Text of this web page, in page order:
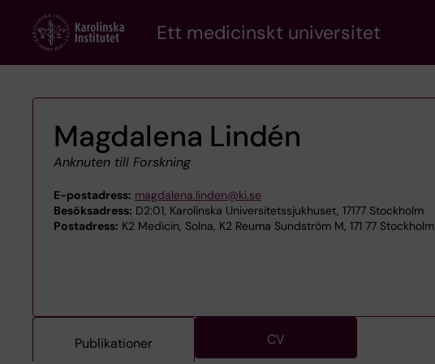
content
Ett medicinskt universitet
Magdalena Lindén
Anknuten till Forskning
E-postadress: magdalena.linden@ki.se
Besöksadress: D2:01, Karolinska Universitetssjukhuset, 17177 Stockholm
Postadress: K2 Medicin, Solna, K2 Reuma Sundström M, 171 77 Stockholm
Publikationer CV